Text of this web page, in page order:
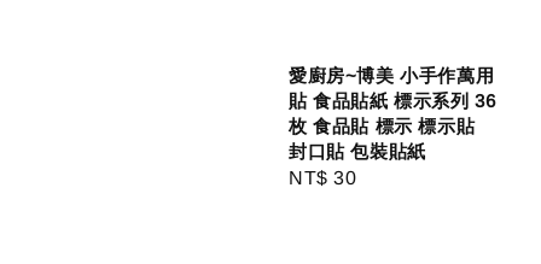
愛廚房~博美 小手作萬用
貼 食品貼紙 標示系列 36
枚 食品貼 標示 標示貼
封口貼 包裝貼紙
Regular
NT$ 30